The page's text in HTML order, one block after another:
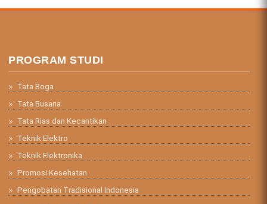
PROGRAM STUDI
Tata Boga
Tata Busana
Tata Rias dan Kecantikan
Teknik Elektro
Teknik Elektronika
Promosi Kesehatan
Pengobatan Tradisional Indonesia